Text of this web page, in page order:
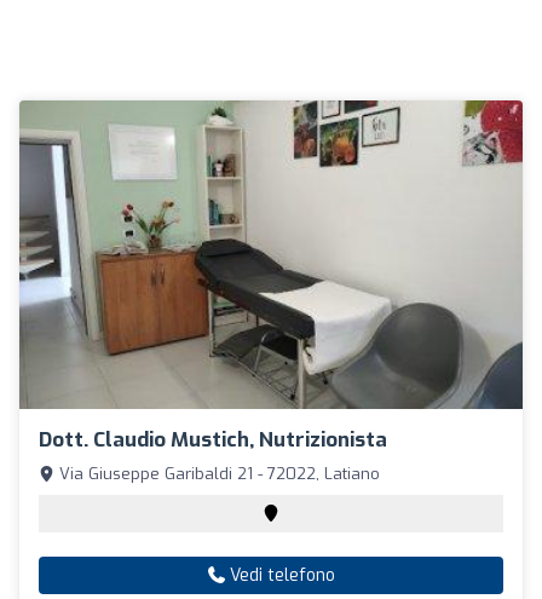
Dott. Claudio Mustich, Nutrizionista
Via Giuseppe Garibaldi 21 - 72022, Latiano
Vedi telefono